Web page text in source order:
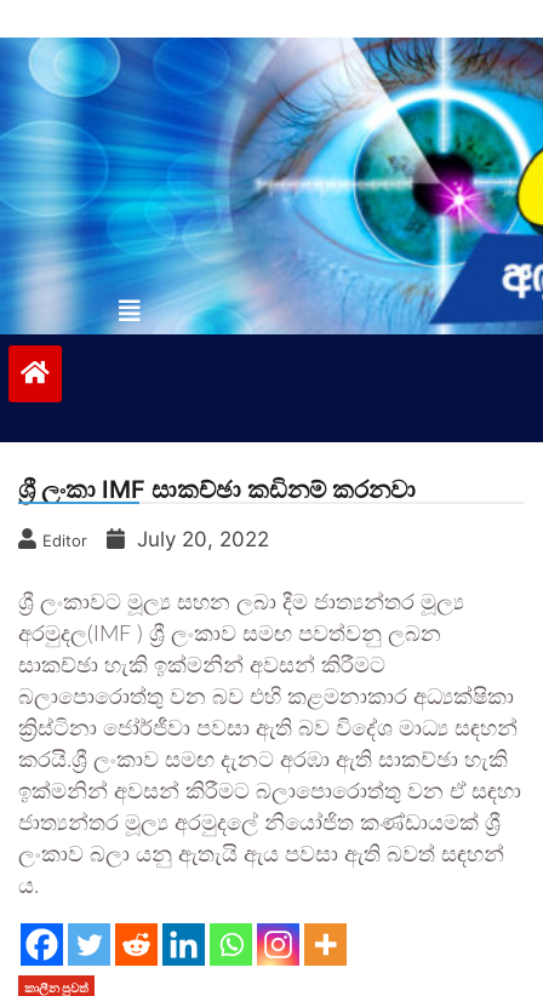
to
contentvinivida.lk
ශ්‍රී ලංකා IMF සාකච්ඡා කඩිනම් කරනවා
Editor July 20, 2022
ශ්‍රී ලංකාවට මූල්‍ය සහන ලබා දීම ජාත්‍යන්තර මූල්‍ය
අරමුදල(IMF ) ශ්‍රී ලංකාව සමඟ පවත්වනු ලබන
සාකච්ඡා හැකි ඉක්මනින් අවසන් කිරීමට
බලාපොරොත්තු වන බව එහි කළමනාකාර අධ්‍යක්ෂිකා
ක්‍රිස්ටිනා ජෝර්ජීවා පවසා ඇති බව විදේශ මාධ්‍ය සඳහන්
කරයි.ශ්‍රී ලංකාව සමඟ දැනට අරඹා ඇති සාකච්ඡා හැකි
ඉක්මනින් අවසන් කිරීමට බලාපොරොත්තු වන ඒ සඳහා
ජාත්‍යන්තර මූල්‍ය අරමුදලේ නියෝජිත කණ්ඩායමක් ශ්‍රී
ලංකාව බලා යනු ඇතැයි ඇය පවසා ඇති බවත් සඳහන්
ය.
කාලීන පුවත්